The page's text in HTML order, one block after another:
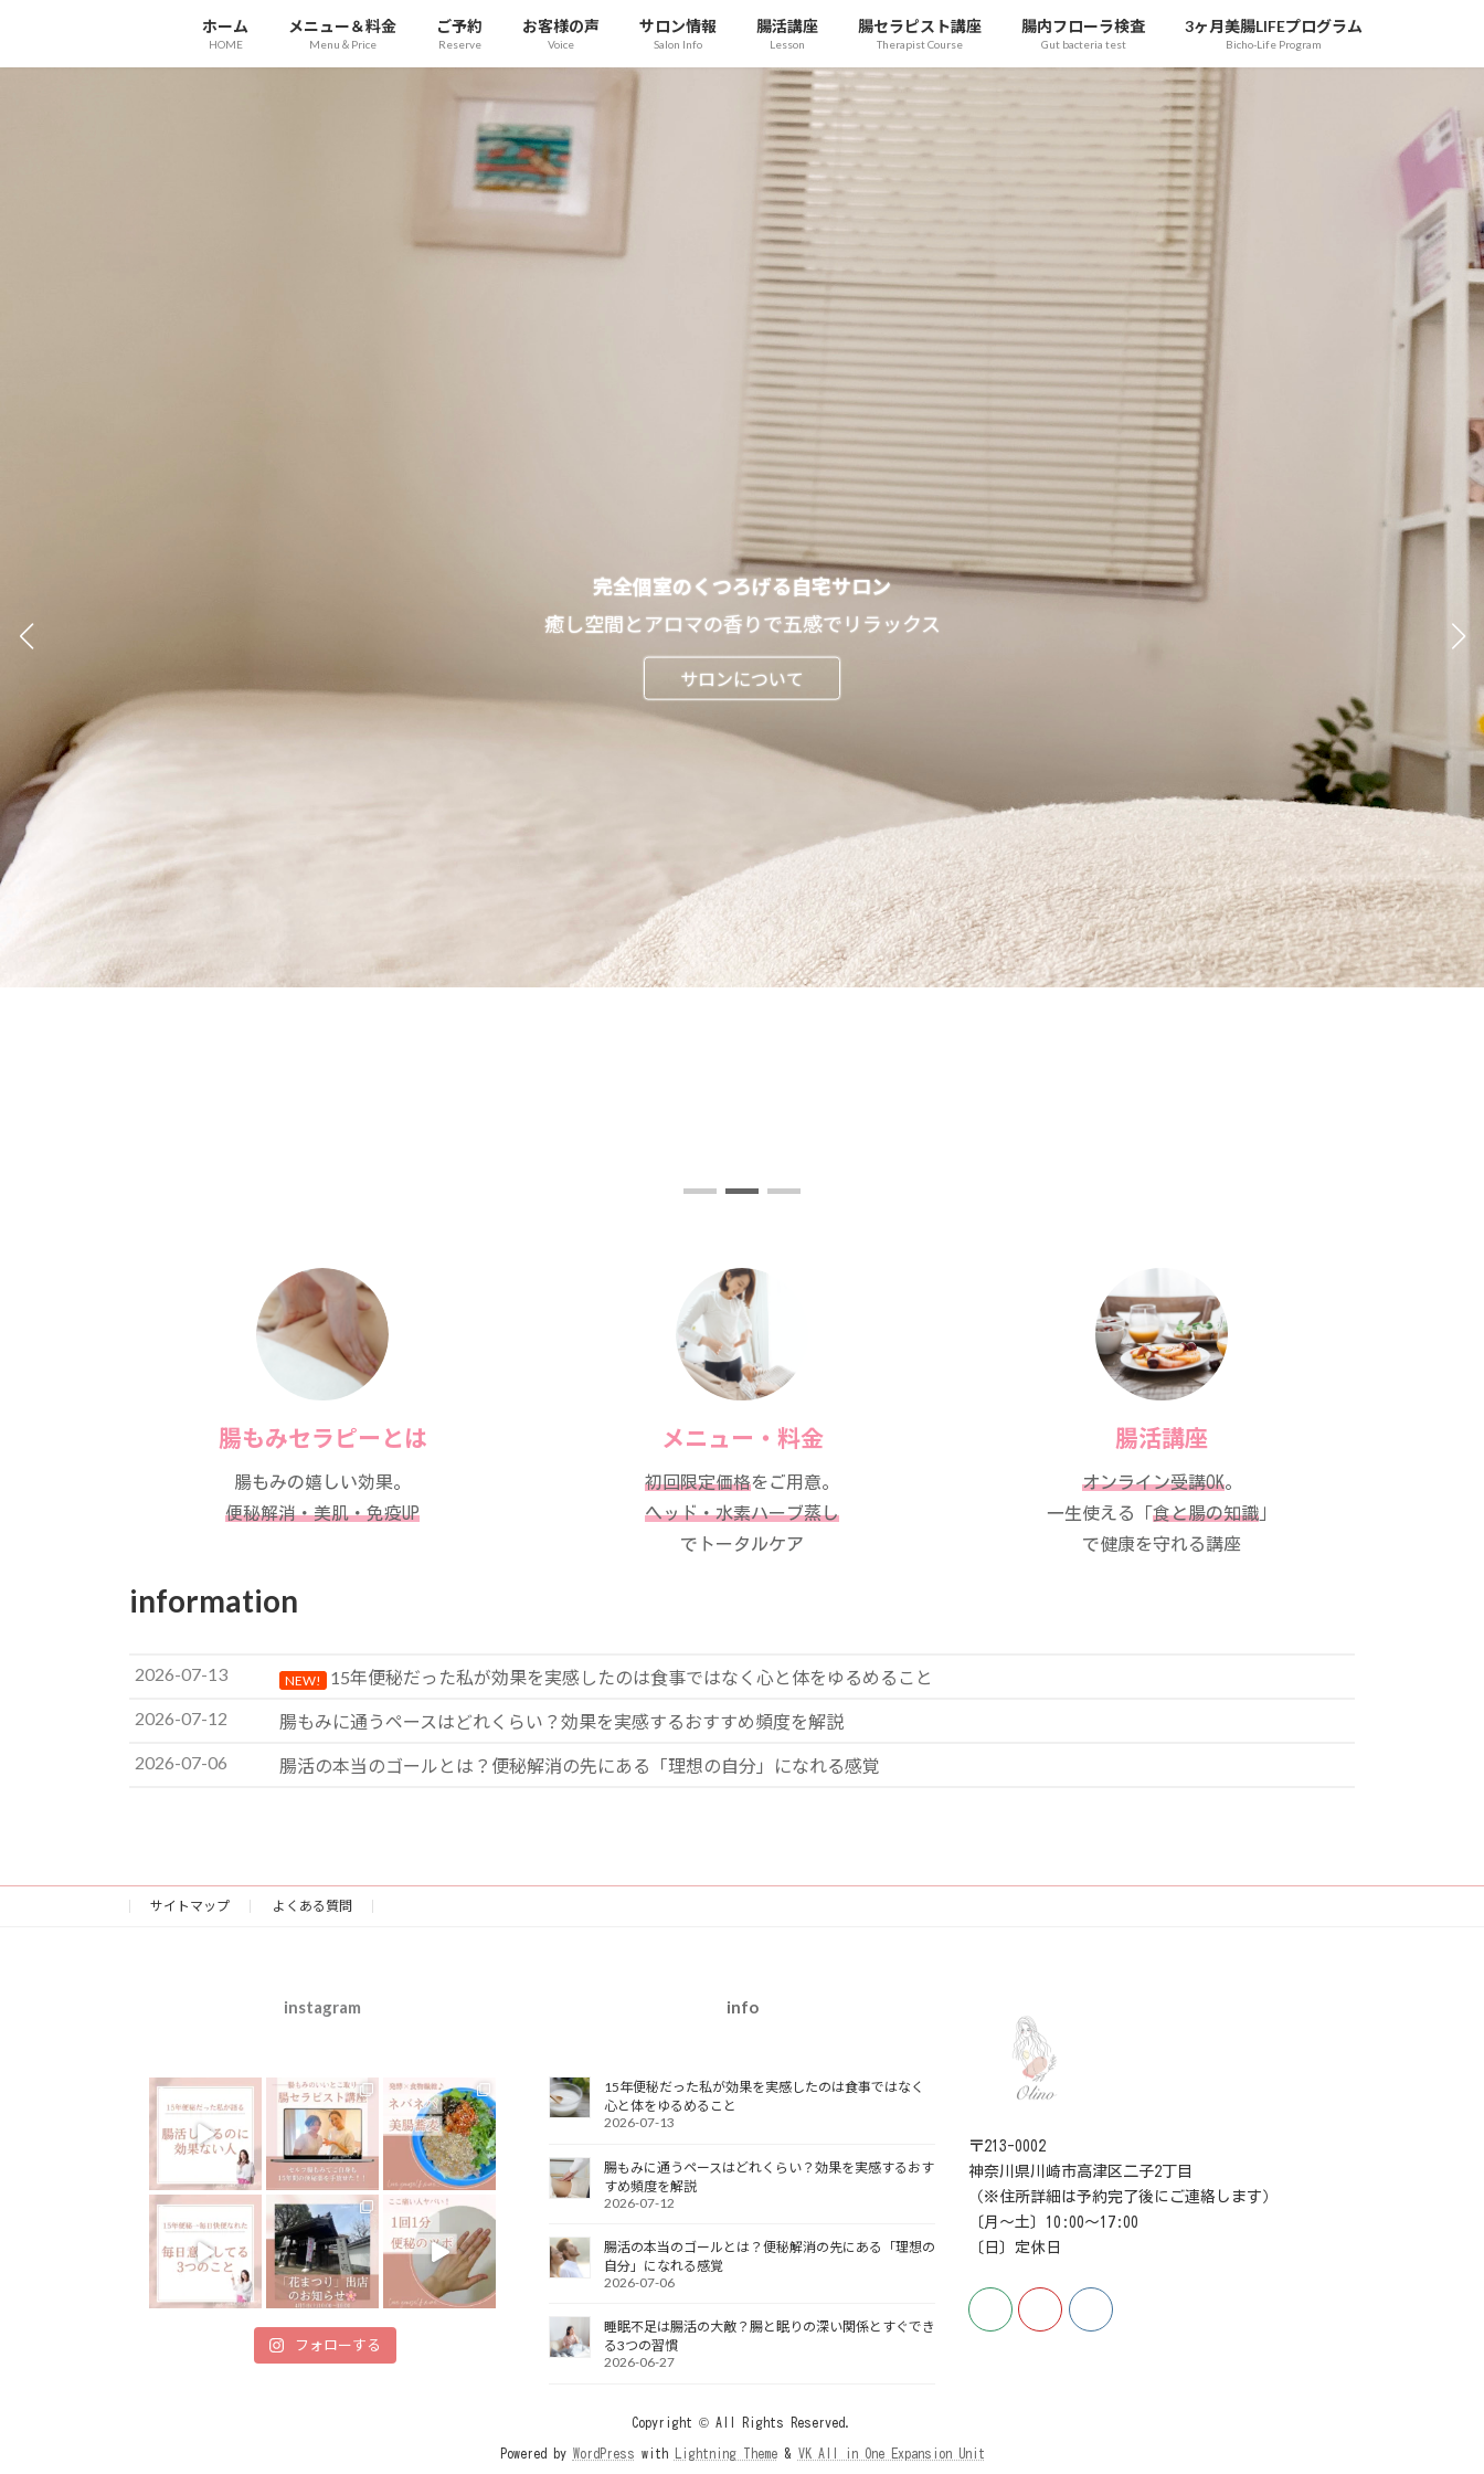
テ
ゲ
ホーム
HOME
メニュー＆料金
Menu＆Price
ご予約
Reserve
お客様の声
Voice
サロン情報
Salon Info
腸活講座
Lesson
腸セラピスト講座
Therapist Course
腸内フローラ検査
Gut bacteria test
3ヶ月美腸LIFEプログラム
Bicho-Life Program
完全個室のくつろげる自宅サロン
癒し空間とアロマの香りで五感でリラックス
サロンについて
腸もみセラピーとは
腸もみの嬉しい効果。
便秘解消・美肌・免疫UP
メニュー・料金
初回限定価格をご用意。
ヘッド・水素ハーブ蒸し
でトータルケア
腸活講座
オンライン受講OK。
一生使える「 食と腸の知識 」
で健康を守れる講座
information
2026-07-13 NEW!
15年便秘だった私が効果を実感したのは食事ではなく心と体をゆるめること
2026-07-12
腸もみに通うペースはどれくらい？効果を実感するおすすめ頻度を解説
2026-07-06
腸活の本当のゴールとは？便秘解消の先にある「理想の自分」になれる感覚
サイトマップ よくある質問
instagram
フォローする
info
15年便秘だった私が効果を実感したのは食事ではなく
心と体をゆるめること
2026-07-13
腸もみに通うペースはどれくらい？効果を実感するおす
すめ頻度を解説
2026-07-12
腸活の本当のゴールとは？便秘解消の先にある「理想の
自分」になれる感覚
2026-07-06
睡眠不足は腸活の大敵？腸と眠りの深い関係とすぐでき
る3つの習慣
2026-06-27
〒213-0002
神奈川県川崎市高津区二子2丁目
（※住所詳細は予約完了後にご連絡します）
〔月〜土〕10:00〜17:00
〔日〕定休日
Copyright © All Rights Reserved.
Powered by WordPress with Lightning Theme& VK All in One Expansion Unit